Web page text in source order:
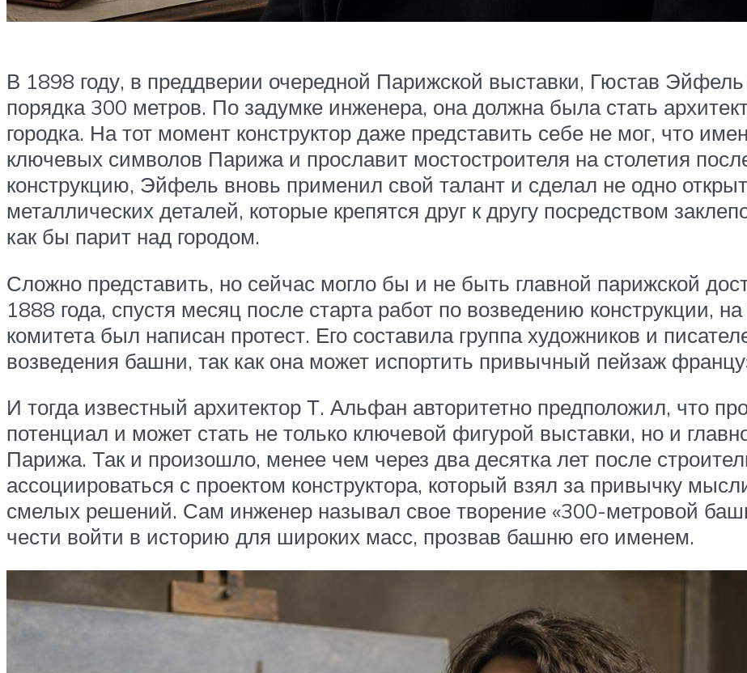
В 1898 году, в преддверии очередной Парижской выставки, Гюстав
порядка 300 метров. По задумке инженера, она должна была стать
городка. На тот момент конструктор даже представить себе не мог, что
ключевых символов Парижа и прославит мостостроителя на столетия
конструкцию, Эйфель вновь применил свой талант и сделал не одно
металлических деталей, которые крепятся друг к другу посредством
как бы парит над городом.
Сложно представить, но сейчас могло бы и не быть главной парижской
1888 года, спустя месяц после старта работ по возведению конструкции,
комитета был написан протест. Его составила группа художников и
возведения башни, так как она может испортить привычный пейзаж
И тогда известный архитектор Т. Альфан авторитетно предположил, что
потенциал и может стать не только ключевой фигурой выставки, но и
Парижа. Так и произошло, менее чем через два десятка лет после
ассоциироваться с проектом конструктора, который взял за привычку
смелых решений. Сам инженер называл свое творение «300-метровой
чести войти в историю для широких масс, прозвав башню его именем.